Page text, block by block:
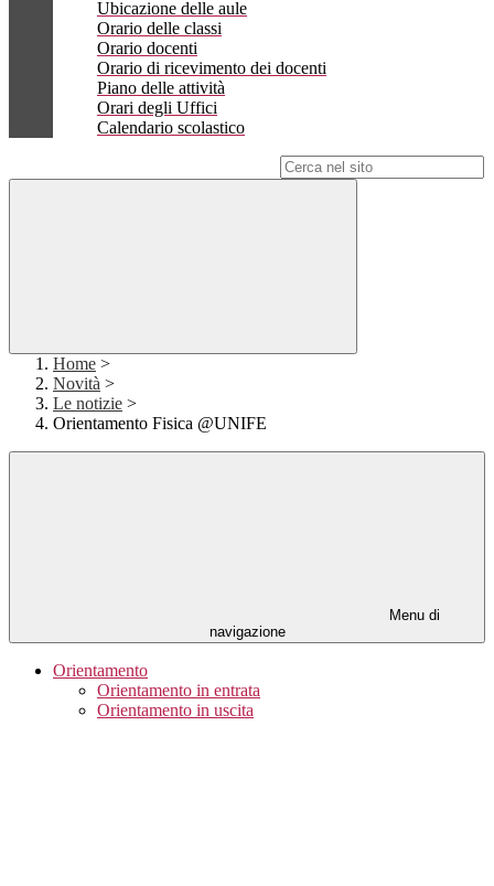
Ubicazione delle aule
Orario delle classi
Orario docenti
Orario di ricevimento dei docenti
Piano delle attività
Orari degli Uffici
Calendario scolastico
Home >
Novità >
Le notizie >
Orientamento Fisica @UNIFE
Menu di
navigazione
Orientamento
Orientamento in entrata
Orientamento in uscita